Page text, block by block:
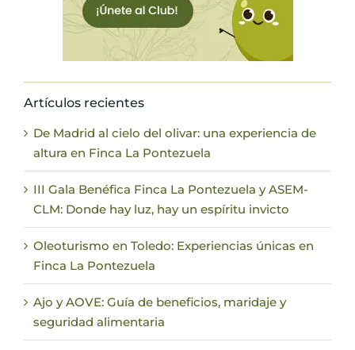
Artículos recientes
De Madrid al cielo del olivar: una experiencia de
altura en Finca La Pontezuela
III Gala Benéfica Finca La Pontezuela y ASEM-
CLM: Donde hay luz, hay un espíritu invicto
Oleoturismo en Toledo: Experiencias únicas en
Finca La Pontezuela
Ajo y AOVE: Guía de beneficios, maridaje y
seguridad alimentaria